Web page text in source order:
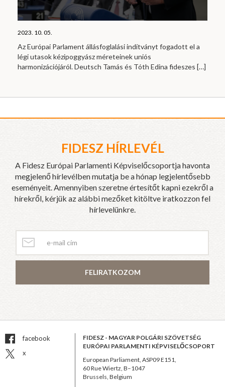
2023. 10. 05.
Az Európai Parlament állásfoglalási indítványt fogadott el a
légi utasok kézipoggyász méreteinek uniós
harmonizációjáról. Deutsch Tamás és Tóth Edina fideszes […]
FIDESZ HÍRLEVÉL
A Fidesz Európai Parlamenti Képviselőcsoportja havonta
megjelenő hírlevélben mutatja be a hónap legjelentősebb
eseményeit. Amennyiben szeretne értesítőt kapni ezekről a
hírekről, kérjük az alábbi mezőket kitöltve iratkozzon fel
hírlevelünkre.
FELIRATKOZOM
facebook
x
FIDESZ - MAGYAR POLGÁRI SZÖVETSÉG
EURÓPAI PARLAMENTI KÉPVISELŐCSOPORT
European Parliament, ASP09 E151,
60 Rue Wiertz, B–1047
Brussels, Belgium